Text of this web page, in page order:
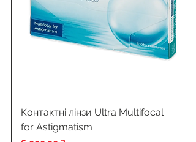
Контактні лінзи Ultra Multifocal
for Astigmatism